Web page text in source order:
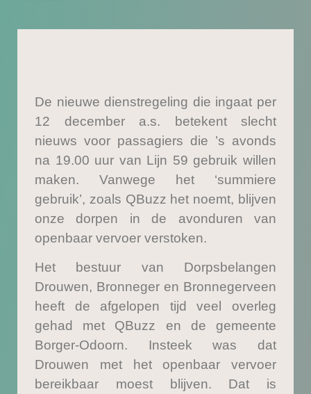
De nieuwe dienstregeling die ingaat per
12 december a.s. betekent slecht
nieuws voor passagiers die ’s avonds
na 19.00 uur van Lijn 59 gebruik willen
maken. Vanwege het ‘summiere
gebruik’, zoals QBuzz het noemt, blijven
onze dorpen in de avonduren van
openbaar vervoer verstoken.
Het bestuur van Dorpsbelangen
Drouwen, Bronneger en Bronnegerveen
heeft de afgelopen tijd veel overleg
gehad met QBuzz en de gemeente
Borger-Odoorn. Insteek was dat
Drouwen met het openbaar vervoer
bereikbaar moest blijven. Dat is